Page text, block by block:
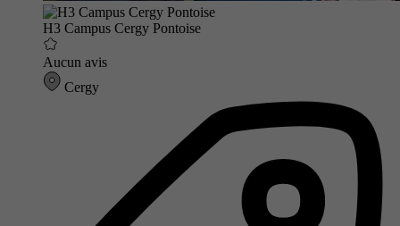
H3 Campus Cergy Pontoise
Aucun avis
Cergy